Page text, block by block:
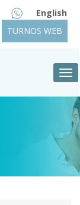
English
TURNOS WEB